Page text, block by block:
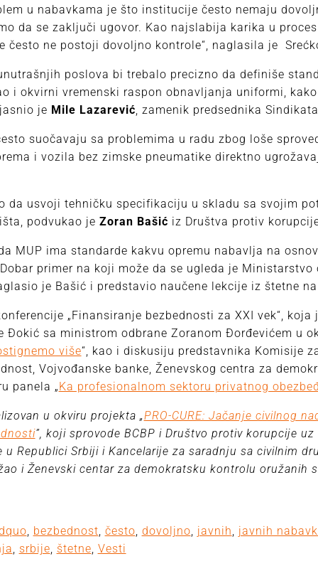
u nabavkama je što institucije često nemaju
da se zaključi ugovor. Kao najslabija karika u
često ne postoji dovoljno kontrole“, naglasila je
poslova bi trebalo precizno da definiše
i okvirni vremenski raspon obnavljanja uniformi,
je Mile Lazarević, zamenik predsednika
suočavaju sa problemima u radu zbog loše
i vozila bez zimske pneumatike direktno
da usvoji tehničku specifikaciju u skladu sa svojim
podvukao je Zoran Bašić iz Društva protiv
MUP ima standarde kakvu opremu nabavlja na
primer na koji može da se ugleda je Ministarstvo
je Bašić i predstavio naučene lekcije iz štetne
„Finansiranje bezbednosti za XXI vek“,
Đokić sa ministrom odbrane Zoranom Đorđevićem u
više“, kao i diskusiju predstavnika Komisije
Vojvođanske banke, Ženevskog centra za
panela „Ka profesionalnom sektoru privatnog
u okviru projekta „PRO-CURE: Jačanje civilnog
”, koji sprovode BCBP i Društvo protiv korupcije
u Republici Srbiji i Kancelarije za saradnju sa civilnim
i Ženevski centar za demokratsku kontrolu oružanih
, bezbednost, često, dovoljno, javnih, javnih
, srbije, štetne, Vesti